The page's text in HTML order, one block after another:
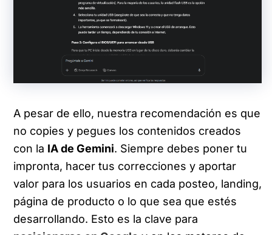
A pesar de ello, nuestra recomendación es que
no copies y pegues los contenidos creados
con la IA de Gemini. Siempre debes poner tu
impronta, hacer tus correcciones y aportar
valor para los usuarios en cada posteo, landing,
página de producto o lo que sea que estés
desarrollando. Esto es la clave para